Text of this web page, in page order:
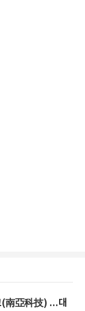
南亞科技) ...대